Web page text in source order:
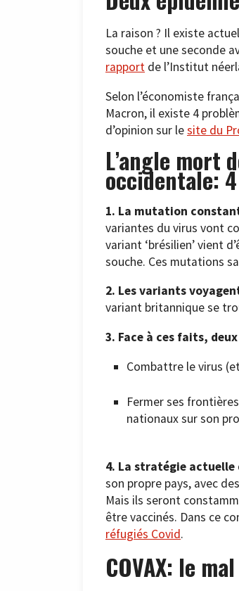
La raison ? Il existe
souche et une seconde
rapport de l’Institut
Selon l’économiste
Macron, il existe 4
d’opinion sur lesite du
L’angle mort
occidentale:
1. La mutation
variantes du virus vont
variant ‘brésilien’ vient
souche. Ces mutations
2. Les variants
variant britannique se
3. Face à ces faits,
Combattre le virus
Fermer ses
nationaux sur son
4. La stratégie actuelle
son propre pays, avec
Mais ils seront
être vaccinés. Dans ce
réfugiés Covid.
COVAX: le